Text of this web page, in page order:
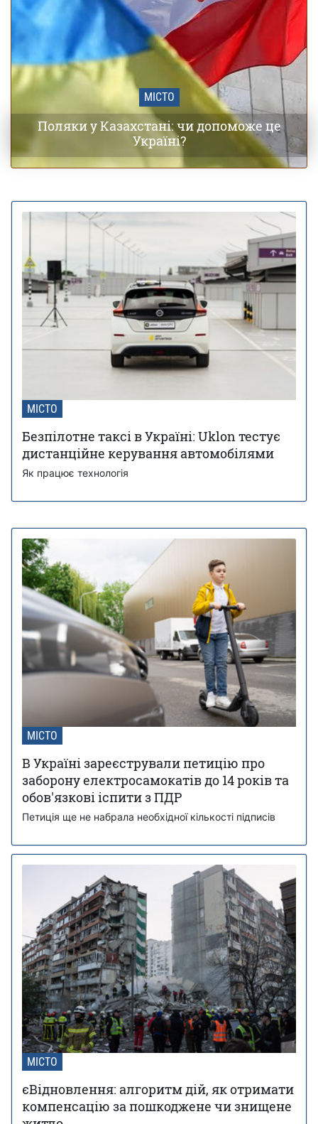
МІСТО
Поляки у Казахстані: чи допоможе це
Україні?
МІСТО
Безпілотне таксі в Україні: Uklon тестує
дистанційне керування автомобілями
Як працює технологія
МІСТО
В Україні зареєстрували петицію про
заборону електросамокатів до 14 років та
обов'язкові іспити з ПДР
Петиція ще не набрала необхідної кількості підписів
МІСТО
єВідновлення: алгоритм дій, як отримати
компенсацію за пошкоджене чи знищене